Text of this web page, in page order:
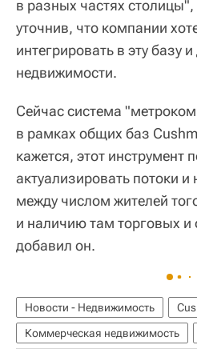
в разных частях
уточнив, что компании
интегрировать в эту базу
недвижимости.
Сейчас система
в рамках общих баз
кажется, этот инструмент
актуализировать потоки и
между числом жителей
и наличию там торговых
добавил он.
Новости - Недвижимость
Коммерческая недвижимость